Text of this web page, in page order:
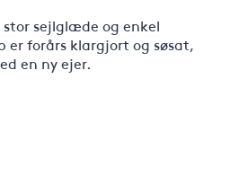
sejlglæde og enkel
er forårs klargjort og søsat,
en ny ejer.